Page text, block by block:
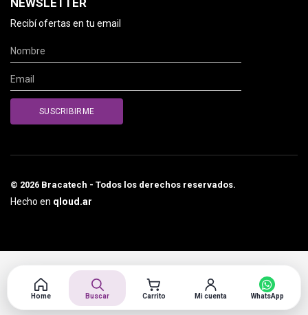
Recibí ofertas en tu email
© 2026 Bracatech - Todos los derechos reservados.
Hecho en qloud.ar
Home Buscar Carrito Mi cuenta